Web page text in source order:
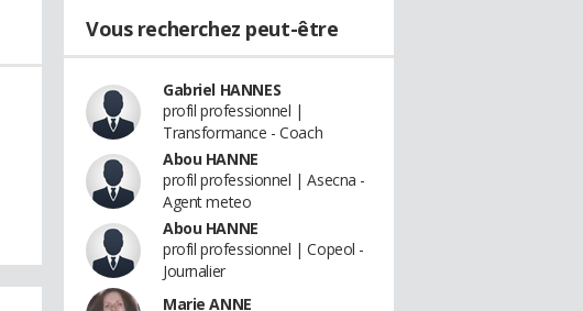
Vous recherchez peut-être
Gabriel HANNES
profil professionnel |
Transformance - Coach
Abou HANNE
profil professionnel | Asecna -
Agent meteo
Abou HANNE
profil professionnel | Copeol -
Journalier
Marie ANNE